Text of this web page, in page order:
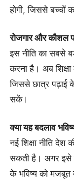
होगी, जिससे बच्चों
रोजगार और कौशल
इस नीति का सबसे
करना है। अब शिक्षा
जिससे छात्र पढ़ाई
सकें।
क्या यह बदलाव
नई शिक्षा नीति देश
सकती है। अगर इसे
के भविष्य को मजबूत